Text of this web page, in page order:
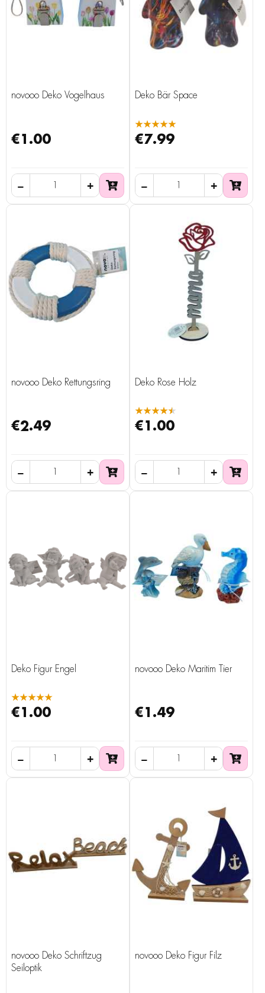
novooo Deko Vogelhaus
€1.00
Deko Bär Space
★★★★★
€7.99
novooo Deko Rettungsring
€2.49
Deko Rose Holz
★★★★★
€1.00
Deko Figur Engel
★★★★★
€1.00
novooo Deko Maritim Tier
€1.49
novooo Deko Schriftzug
Seiloptik
novooo Deko Figur Filz